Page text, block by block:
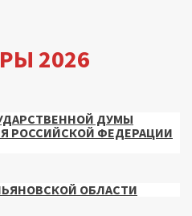
2026
ДУМЫ
РОССИЙСКОЙ ФЕДЕРАЦИИ
ОБЛАСТИ